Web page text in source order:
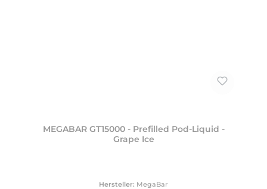
MEGABAR GT15000 - Prefilled Pod-Liquid -
Grape Ice
Hersteller: MegaBar